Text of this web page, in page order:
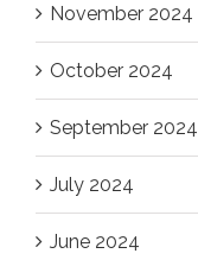
November 2024
October 2024
September 2024
July 2024
June 2024